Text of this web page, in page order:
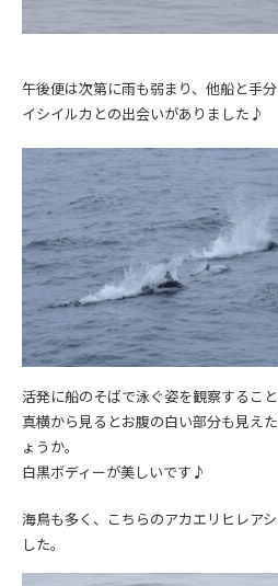
午後便は次第に雨も弱まり、他船と手
イシイルカとの出会いがありました♪
活発に船のそばで泳ぐ姿を観察すること
真横から見るとお腹の白い部分も見え
ょうか。
白黒ボディーが美しいです♪
海鳥も多く、こちらのアカエリヒレア
した。